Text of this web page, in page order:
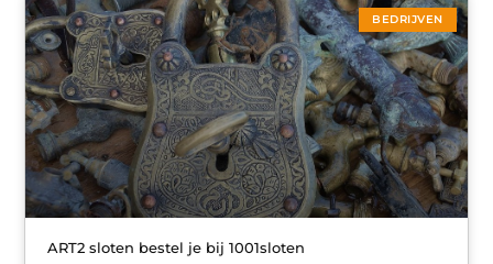
BEDRIJVEN
ART2 sloten bestel je bij 1001sloten